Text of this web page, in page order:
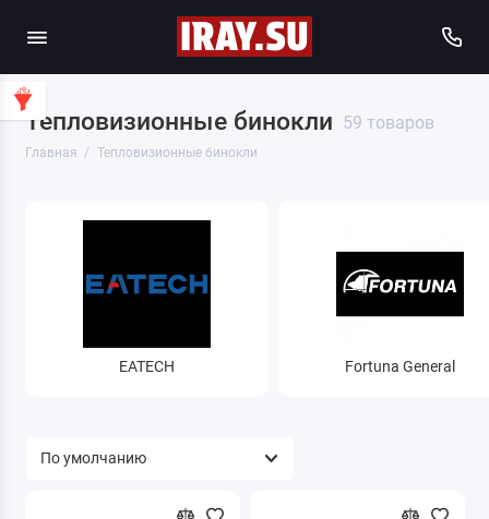
Тепловизионные бинокли 59 товаров
Главная Тепловизионные бинокли
EATECH Fortuna General